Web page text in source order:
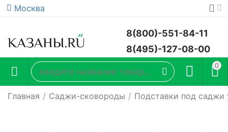
Москва
8(800)-551-84-11
8(495)-127-08-00
0
Главная / Саджи-сковороды / Подставки под саджи